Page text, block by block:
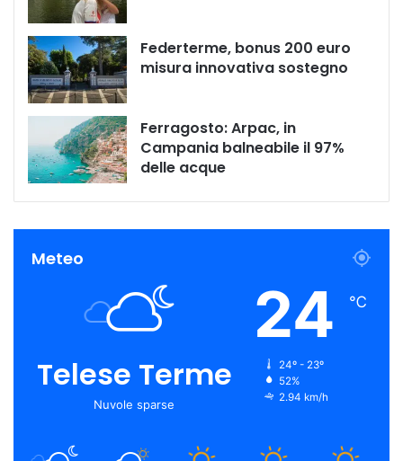
Federterme, bonus 200 euro
misura innovativa sostegno
Ferragosto: Arpac, in
Campania balneabile il 97%
delle acque
Meteo
Telese Terme
Nuvole sparse
24 ℃
24º - 23º
52%
2.94 km/h